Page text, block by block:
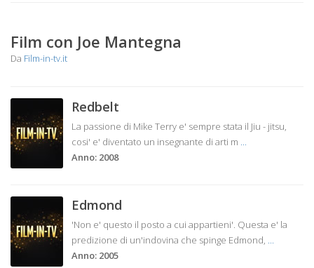
Film con Joe Mantegna
Da Film-in-tv.it
Redbelt
La passione di Mike Terry e' sempre stata il Jiu - jitsu,
cosi' e' diventato un insegnante di arti m ...
Anno: 2008
Edmond
'Non e' questo il posto a cui appartieni'. Questa e' la
predizione di un'indovina che spinge Edmond, ...
Anno: 2005